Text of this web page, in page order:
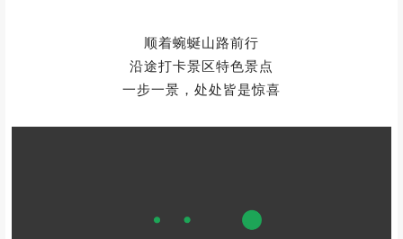
顺着蜿蜒山路前行
沿途打卡景区特色景点
一步一景，处处皆是惊喜